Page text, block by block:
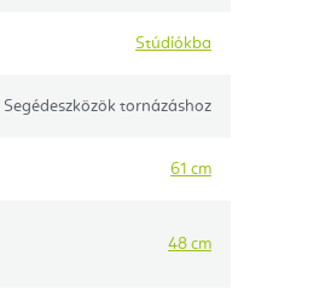
Stúdiókba
Segédeszközök tornázáshoz
61 cm
48 cm